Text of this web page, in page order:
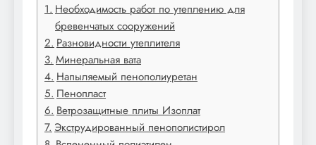
Необходимость работ по утеплению для
бревенчатых сооружений
Разновидности утеплителя
Минеральная вата
Напыляемый пенополиуретан
Пенопласт
Ветрозащитные плиты Изоплат
Экструдированный пенополистирол